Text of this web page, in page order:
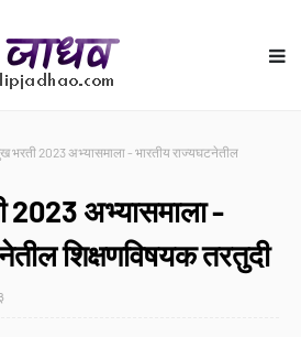
भरती 2023 अभ्यासमाला - भारतीय राज्यघटनेतील
अभ्यासमाला -
शिक्षणविषयक तरतुदी